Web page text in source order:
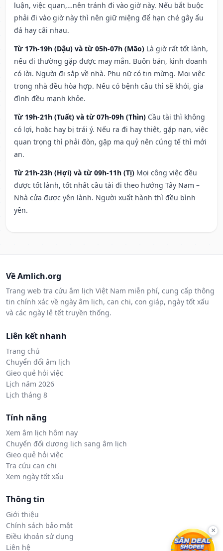
luận, việc quan,…nên tránh đi vào giờ này. Nếu bắt buộc
phải đi vào giờ này thì nên giữ miệng để hạn ché gây ẩu
đả hay cãi nhau.
Từ 17h-19h (Dậu) và từ 05h-07h (Mão) Là giờ rất tốt lành,
nếu đi thường gặp được may mắn. Buôn bán, kinh doanh
có lời. Người đi sắp về nhà. Phụ nữ có tin mừng. Mọi việc
trong nhà đều hòa hợp. Nếu có bệnh cầu thì sẽ khỏi, gia
đình đều mạnh khỏe.
Từ 19h-21h (Tuất) và từ 07h-09h (Thìn) Cầu tài thì không
có lợi, hoặc hay bị trái ý. Nếu ra đi hay thiệt, gặp nạn, việc
quan trọng thì phải đòn, gặp ma quỷ nên cúng tế thì mới
an.
Từ 21h-23h (Hợi) và từ 09h-11h (Tị) Mọi công việc đều
được tốt lành, tốt nhất cầu tài đi theo hướng Tây Nam –
Nhà cửa được yên lành. Người xuất hành thì đều bình
yên.
Về Amlich.org
Trang web tra cứu âm lịch Việt Nam miễn phí, cung cấp thông
tin chính xác về ngày âm lịch, can chi, con giáp, ngày tốt xấu
và các ngày lễ tết truyền thống.
Liên kết nhanh
Trang chủ
Chuyển đổi âm lịch
Gieo quẻ hỏi việc
Lịch năm 2026
Lịch tháng 8
Tính năng
Xem âm lịch hôm nay
Chuyển đổi dương lịch sang âm lịch
Gieo quẻ hỏi việc
Tra cứu can chi
Xem ngày tốt xấu
Thông tin
Giới thiệu
Chính sách bảo mật
Điều khoản sử dụng
Liên hệ
×